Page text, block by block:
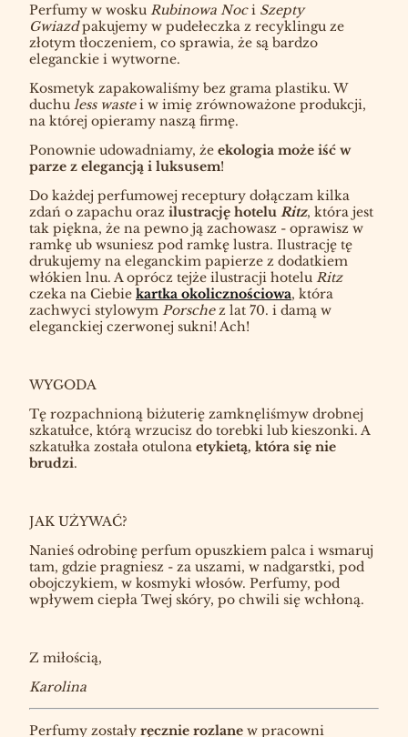
Perfumy w wosku Rubinowa Noci Szepty
Gwiazdpakujemy w pudełeczka z recyklingu ze
złotym tłoczeniem, co sprawia, że są bardzo
eleganckie i wytworne.
Kosmetyk zapakowaliśmy bez grama plastiku. W
duchu less wastei w imię zrównoważone produkcji,
na której opieramy naszą firmę.
Ponownie udowadniamy, że ekologia może iść w
parze z elegancją i luksusem!
Do każdej perfumowej receptury dołączam kilka
zdań o zapachu oraz ilustrację hotelu Ritz, która jest
tak piękna, że na pewno ją zachowasz - oprawisz w
ramkę ub wsuniesz pod ramkę lustra. Ilustrację tę
drukujemy na eleganckim papierze z dodatkiem
włókien lnu. A oprócz tejże ilustracji hotelu Ritz
czeka na Ciebie kartka okolicznościowa, która
zachwyci stylowym Porschez lat 70. i damą w
eleganckiej czerwonej sukni! Ach!
WYGODA
Tę rozpachnioną biżuterię zamknęliśmyw drobnej
szkatułce, którą wrzucisz do torebki lub kieszonki. A
szkatułka została otulona etykietą, która się nie
brudzi.
JAK UŻYWAĆ?
Nanieś odrobinę perfum opuszkiem palca i wsmaruj
tam, gdzie pragniesz - za uszami, w nadgarstki, pod
obojczykiem, w kosmyki włosów. Perfumy, pod
wpływem ciepła Twej skóry, po chwili się wchłoną.
Z miłością,
Karolina
Perfumy zostały ręcznie rozlane w pracowni